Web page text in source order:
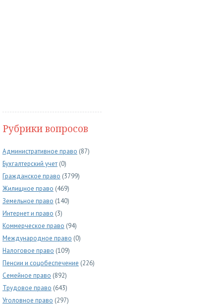
Рубрики вопросов
Административное право (87)
Бухгалтерский учет (0)
Гражданское право (3799)
Жилищное право (469)
Земельное право (140)
Интернет и право (3)
Коммерческое право (94)
Международное право (0)
Налоговое право (109)
Пенсии и соцобеспечение (226)
Семейное право (892)
Трудовое право (643)
Уголовное право (297)